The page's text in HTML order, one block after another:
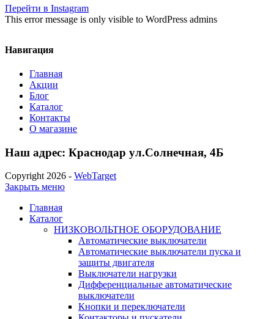
Перейти в Instagram
This error message is only visible to WordPress admins
Навигация
Главная
Акции
Блог
Каталог
Контакты
О магазине
Наш адрес: Краснодар ул.Солнечная, 4Б
Copyright 2026 - WebTarget
Закрыть меню
Главная
Каталог
НИЗКОВОЛЬТНОЕ ОБОРУДОВАНИЕ
Автоматические выключатели
Автоматические выключатели пуска и
защиты двигателя
Выключатели нагрузки
Дифференциальные автоматические
выключатели
Кнопки и переключатели